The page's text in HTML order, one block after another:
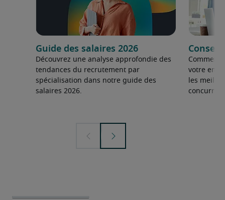
Guide des salaires 2026
Découvrez une analyse approfondie des
tendances du recrutement par
spécialisation dans notre guide des
salaires 2026.
Comment
votre
les